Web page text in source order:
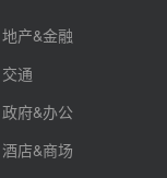
地产&金融
交通
政府&办公
酒店&商场